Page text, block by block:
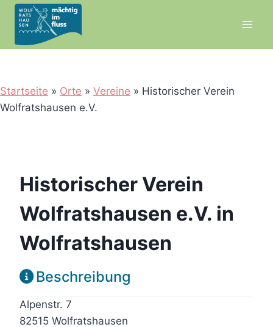
Zum
Inhalt
springen
Startseite » Orte » Vereine » Historischer Verein
Wolfratshausen e.V.
Historischer Verein
Wolfratshausen e.V. in
Wolfratshausen
Beschreibung
Alpenstr. 7
82515 Wolfratshausen